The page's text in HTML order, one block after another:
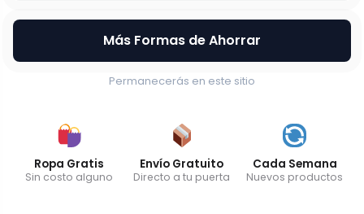
Más Formas de Ahorrar
Permanecerás en este sitio
Ropa Gratis
Sin costo alguno
Envío Gratuito
Directo a tu puerta
Cada Semana
Nuevos productos